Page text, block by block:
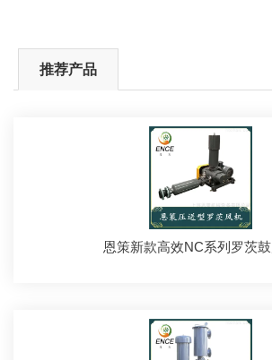
推荐产品
恩策新款高效NC系列罗茨